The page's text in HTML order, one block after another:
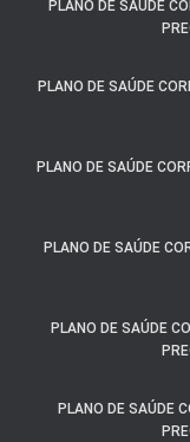
PLANO DE SAÚDE
PLANO DE SAÚDE
PLANO DE SAÚDE
PLANO DE SAÚDE
PLANO DE SAÚDE
PLANO DE SAÚDE